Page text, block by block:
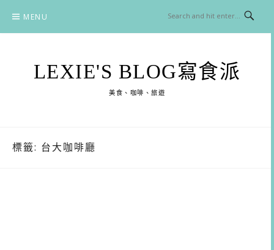
content
MENU
LEXIE'S BLOG寫食派
美食、咖啡、旅遊
標籤: 台大咖啡廳